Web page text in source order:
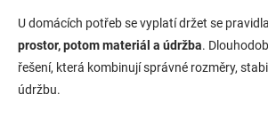
U domácích potřeb se vyplatí držet se
prostor, potom materiál a údržba.
řešení, která kombinují správné rozměry,
údržbu.